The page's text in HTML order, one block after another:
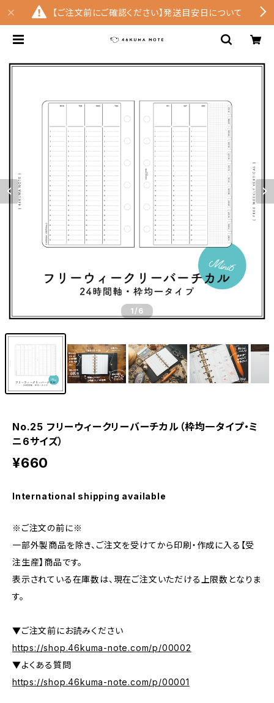
【ご注文前にご確認ください】発送目安日について
1 /6
No.25 フリーウィークリーバーチカル（枠均一タイプ・ミ
ニ6サイズ）
¥660
International shipping available
※ご注文の前に※
一部外製商品を除き、ご注文を受けてから印刷・作成に入る【受
注生産】商品です。
表示されている在庫数は、現在ご注文いただける上限数となりま
す。
▼ご注文前にお読みください
https://shop.46kuma-note.com/p/00002
▼よくある質問
https://shop.46kuma-note.com/p/00001